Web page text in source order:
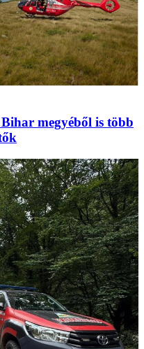
megyéből is több